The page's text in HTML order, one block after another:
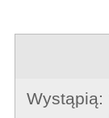
Wystąpią: